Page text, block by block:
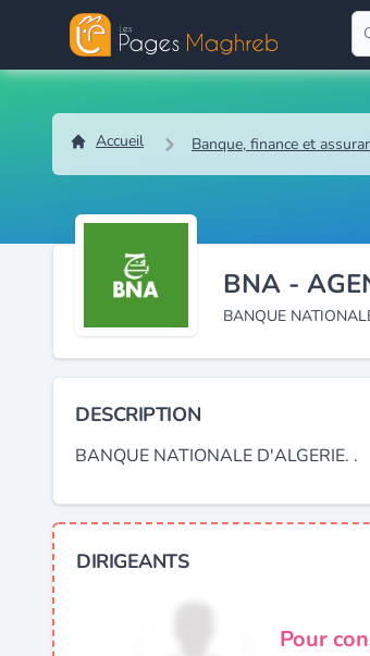
Accueil Banque, finance et
BNA -
BANQUE
DESCRIPTION
BANQUE NATIONALE D'ALGERIE. .
DIRIGEANTS
Pour